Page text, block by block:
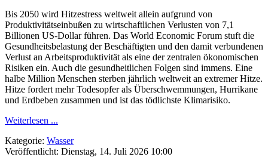
Bis 2050 wird Hitzestress weltweit allein aufgrund von
Produktivitätseinbußen zu wirtschaftlichen Verlusten von 7,1
Billionen US-Dollar führen. Das World Economic Forum stuft die
Gesundheitsbelastung der Beschäftigten und den damit verbundenen
Verlust an Arbeitsproduktivität als eine der zentralen ökonomischen
Risiken ein. Auch die gesundheitlichen Folgen sind immens. Eine
halbe Million Menschen sterben jährlich weltweit an extremer Hitze.
Hitze fordert mehr Todesopfer als Überschwemmungen, Hurrikane
und Erdbeben zusammen und ist das tödlichste Klimarisiko.
Weiterlesen ...
Kategorie: Wasser
Veröffentlicht: Dienstag, 14. Juli 2026 10:00